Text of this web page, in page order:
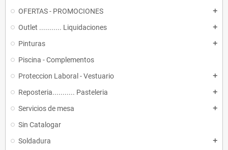
OFERTAS - PROMOCIONES add
Outlet ........... Liquidaciones add
Pinturas add
Piscina - Complementos
Proteccion Laboral - Vestuario
add
Reposteria........... Pasteleria add
Servicios de mesa add
Sin Catalogar
Soldadura
add